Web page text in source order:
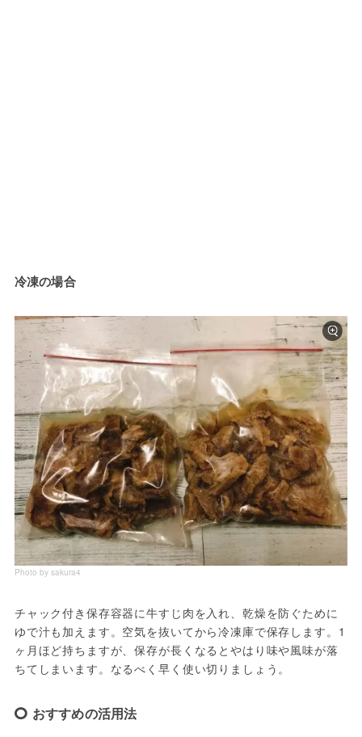
冷凍の場合
Photo by sakura4
チャック付き保存容器に牛すじ肉を入れ、乾燥を防ぐために
ゆで汁も加えます。空気を抜いてから冷凍庫で保存します。1
ヶ月ほど持ちますが、保存が長くなるとやはり味や風味が落
ちてしまいます。なるべく早く使い切りましょう。
おすすめの活用法